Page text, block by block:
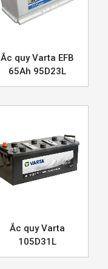
Ắc quy Varta EFB
65Ah 95D23L
Ắc quy Varta
105D31L